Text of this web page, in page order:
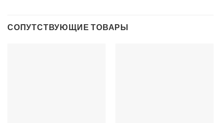
СОПУТСТВУЮЩИЕ ТОВАРЫ